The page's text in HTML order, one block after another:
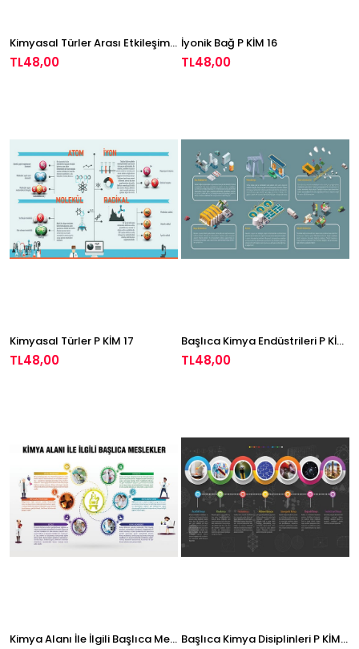
Kimyasal Türler Arası Etkileşimlerin Sınıflandırılması P KİM 15
TL48,00
İyonik Bağ P KİM 16
TL48,00
Kimyasal Türler P KİM 17
TL48,00
Başlıca Kimya Endüstrileri P KİM 18
TL48,00
Kimya Alanı İle İlgili Başlıca Meslekler P KİM 19 Başlıca Kimya Disiplinleri P KİM 20